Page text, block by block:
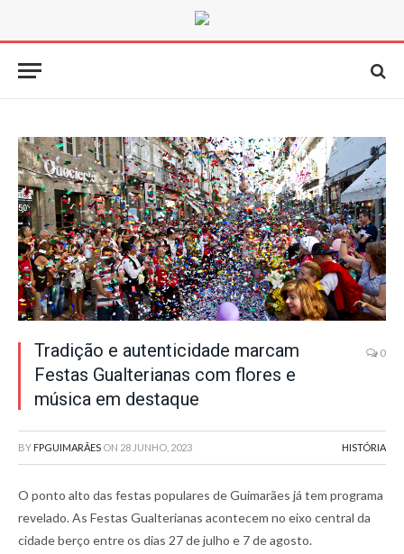
Tradição e autenticidade marcam
Festas Gualterianas com flores e
música em destaque
0
BY FPGUIMARÃES ON 28 JUNHO, 2023 HISTÓRIA
O ponto alto das festas populares de Guimarães já tem programa
revelado. As Festas Gualterianas acontecem no eixo central da
cidade berço entre os dias 27 de julho e 7 de agosto.